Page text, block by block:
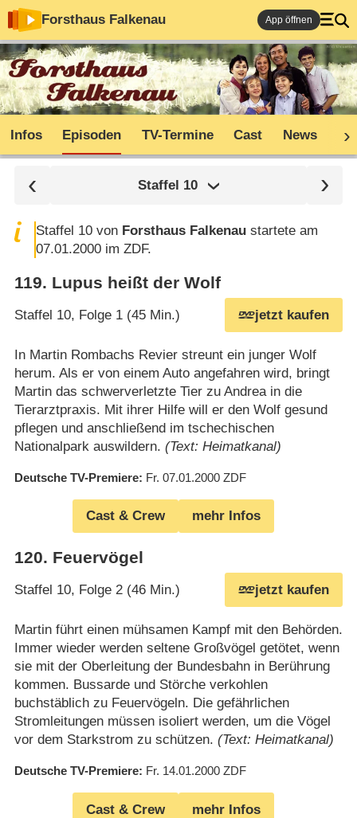
Forsthaus Falkenau App öffnen
Infos Episoden TV-Termine Cast News
Staffel 10
Staffel 10 von Forsthaus Falkenau startete am
07.01.2000 im ZDF.
119. Lupus heißt der Wolf
Staffel 10, Folge 1 (45 Min.) jetzt kaufen
In Martin Rombachs Revier streunt ein junger Wolf
herum. Als er von einem Auto angefahren wird, bringt
Martin das schwerverletzte Tier zu Andrea in die
Tierarztpraxis. Mit ihrer Hilfe will er den Wolf gesund
pflegen und anschließend im tschechischen
Nationalpark auswildern. (Text: Heimatkanal)
Deutsche TV-Premiere Fr. 07.01.2000 ZDF
Cast & Crew mehr Infos
120. Feuervögel
Staffel 10, Folge 2 (46 Min.) jetzt kaufen
Martin führt einen mühsamen Kampf mit den Behörden.
Immer wieder werden seltene Großvögel getötet, wenn
sie mit der Oberleitung der Bundesbahn in Berührung
kommen. Bussarde und Störche verkohlen
buchstäblich zu Feuervögeln. Die gefährlichen
Stromleitungen müssen isoliert werden, um die Vögel
vor dem Starkstrom zu schützen. (Text: Heimatkanal)
Deutsche TV-Premiere Fr. 14.01.2000 ZDF
Cast & Crew mehr Infos